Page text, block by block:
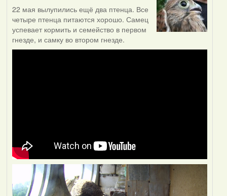
22 мая вылупились ещё два птенца. Все
четыре птенца питаются хорошо. Самец
успевает кормить и семейство в первом
гнезде, и самку во втором гнезде.